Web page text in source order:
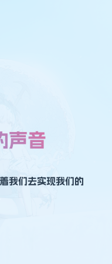
声音
我们去实现我们的